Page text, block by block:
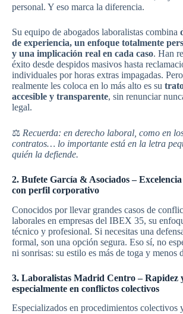
personal. Y eso marca la diferencia.
Su equipo de abogados laboralistas combina
de experiencia, un enfoque totalmente
y una implicación real en cada caso. Han
éxito desde despidos masivos hasta
individuales por horas extras impagadas.
realmente les coloca en lo más alto es su
accesible y transparente, sin renunciar
legal.
⚖️ Recuerda: en derecho laboral, como en
contratos… lo importante está en la letra
quién la defiende.
2. Bufete García & Asociados –
con perfil corporativo
Conocidos por llevar grandes casos de
laborales en empresas del IBEX 35, su
técnico y profesional. Si necesitas una
formal, son una opción segura. Eso sí, no
ni sonrisas: su estilo es más de toga y menos
3. Laboralistas Madrid Centro – Rapidez
especialmente en conflictos colectivos
Especializados en procedimientos colectivos